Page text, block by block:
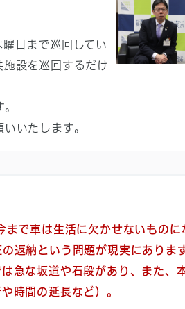
日まで巡回してい
設を巡回するだけ
いたします。
で車は生活に欠かせないものに
返納という問題が現実にありま
急な坂道や石段があり、また、
時間の延長など）。